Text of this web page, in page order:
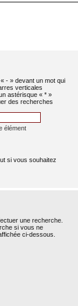
- » devant un mot qui
verticales
astérisque « * »
des recherches
élément
si vous souhaitez
une recherche.
si vous ne
ci-dessous.